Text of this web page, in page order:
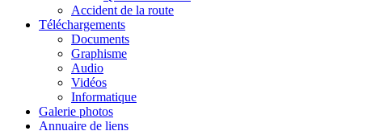
Accident de la route
Téléchargements
Documents
Graphisme
Audio
Vidéos
Informatique
Galerie photos
Annuaire de liens